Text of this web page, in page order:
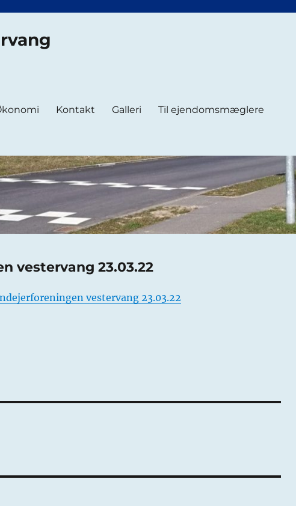
Kontakt Galleri Til ejendomsmæglere
vestervang 23.03.22
vestervang 23.03.22